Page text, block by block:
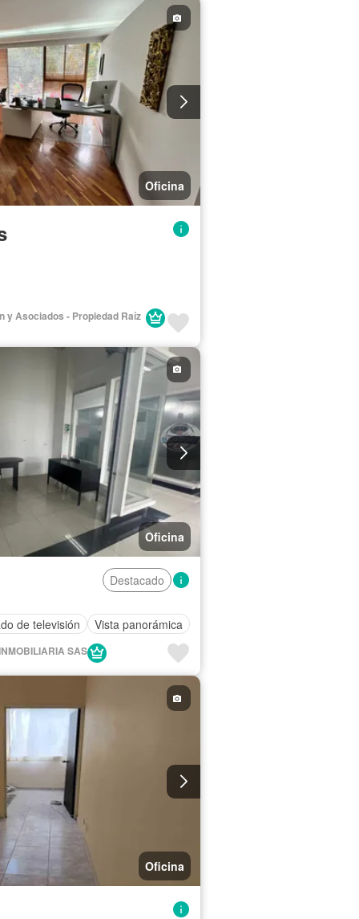
Oficina
y Asociados - Propiedad Raíz
Oficina
Destacado
de televisión Vista panorámica
SAS
Oficina